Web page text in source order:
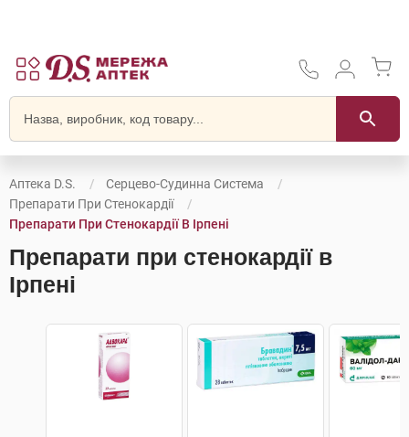
Аптека D.S.
Серцево-Судинна Система
Препарати При Стенокардії
Препарати При Стенокардії В Ірпені
Препарати при стенокардії в
Ірпені